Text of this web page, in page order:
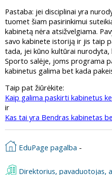
Pastaba: jei disciplinai yra
tuomet šiam pasirinkimui
kabinetą nėra atsižvelgiama.
savo kabinete istoriją ir jis taip
tada, jei kūno kultūrai
Sporto salėje, joms programa
kabinetus galima bet kada
Taip pat žiūrėkite:
Kaip galima paskirti kabinetus
ir
Kas tai yra Bendras kabinetas
EduPage pagalba -
Direktorius, pavaduotojas,